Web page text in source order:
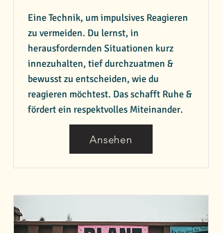
Eine Technik, um impulsives Reagieren
zu vermeiden. Du lernst, in
herausfordernden Situationen kurz
innezuhalten, tief durchzuatmen &
bewusst zu entscheiden, wie du
reagieren möchtest. Das schafft Ruhe &
fördert ein respektvolles Miteinander.
Ansehen